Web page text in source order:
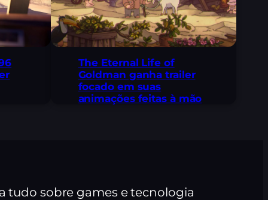
The Eternal Life of
Goldman ganha trailer
focado em suas
animações feitas à mão
tudo sobre games e tecnologia